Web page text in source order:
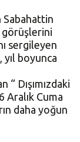
Sabahattin
görüşlerini
sergileyen
yıl boyunca
Dışımızdaki
Aralık Cuma
daha yoğun